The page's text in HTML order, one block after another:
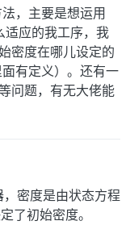
，主要是想运用
适应的我工序，我
密度在哪儿设定的
有定义）。还有一
问题，有无大佬能
密度是由状态方程
了初始密度。